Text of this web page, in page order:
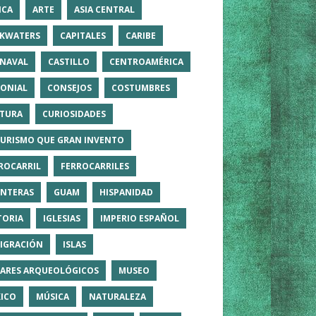
ARTE ASIA CENTRAL
CAPITALES CARIBE
CASTILLO CENTROAMÉRICA
CONSEJOS COSTUMBRES
CURIOSIDADES
QUE GRAN INVENTO
FERROCARRILES
GUAM HISPANIDAD
IGLESIAS IMPERIO ESPAÑOL
ISLAS
ARQUEOLÓGICOS MUSEO
MÚSICA NATURALEZA